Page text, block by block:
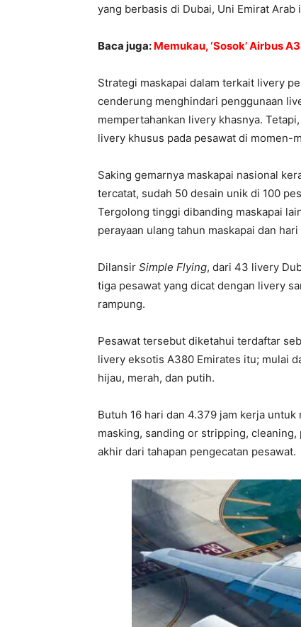
yang berbasis di Dubai, Uni Emirat
Baca juga: Memukau, ‘Sosok’ Airbus
Strategi maskapai dalam terkait livery
cenderung menghindari penggunaan
mempertahankan livery khasnya.
livery khusus pada pesawat di momen-
Saking gemarnya maskapai nasional
tercatat, sudah 50 desain unik di 100
Tergolong tinggi dibanding maskapai
perayaan ulang tahun maskapai dan
Dilansir Simple Flying, dari 43 livery
tiga pesawat yang dicat dengan livery
rampung.
Pesawat tersebut diketahui terdaftar
livery eksotis A380 Emirates itu; mulai
hijau, merah, dan putih.
Butuh 16 hari dan 4.379 jam kerja
masking, sanding or stripping,
akhir dari tahapan pengecatan pesawat.